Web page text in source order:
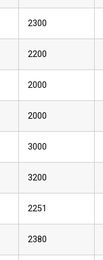
2300
2200
2000
2000
3000
3200
2251
2380